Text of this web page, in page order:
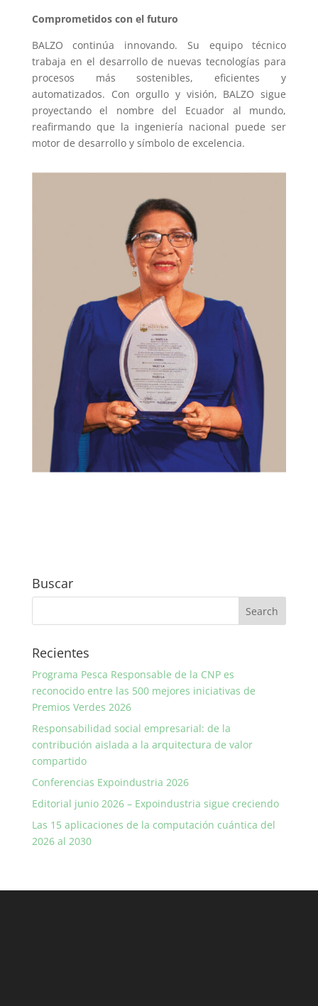
Comprometidos con el futuro
BALZO continúa innovando. Su equipo técnico
trabaja en el desarrollo de nuevas tecnologías para
procesos más sostenibles, eficientes y
automatizados. Con orgullo y visión, BALZO sigue
proyectando el nombre del Ecuador al mundo,
reafirmando que la ingeniería nacional puede ser
motor de desarrollo y símbolo de excelencia.
Buscar
Recientes
Programa Pesca Responsable de la CNP es
reconocido entre las 500 mejores iniciativas de
Premios Verdes 2026
Responsabilidad social empresarial: de la
contribución aislada a la arquitectura de valor
compartido
Conferencias Expoindustria 2026
Editorial junio 2026 – Expoindustria sigue creciendo
Las 15 aplicaciones de la computación cuántica del
2026 al 2030